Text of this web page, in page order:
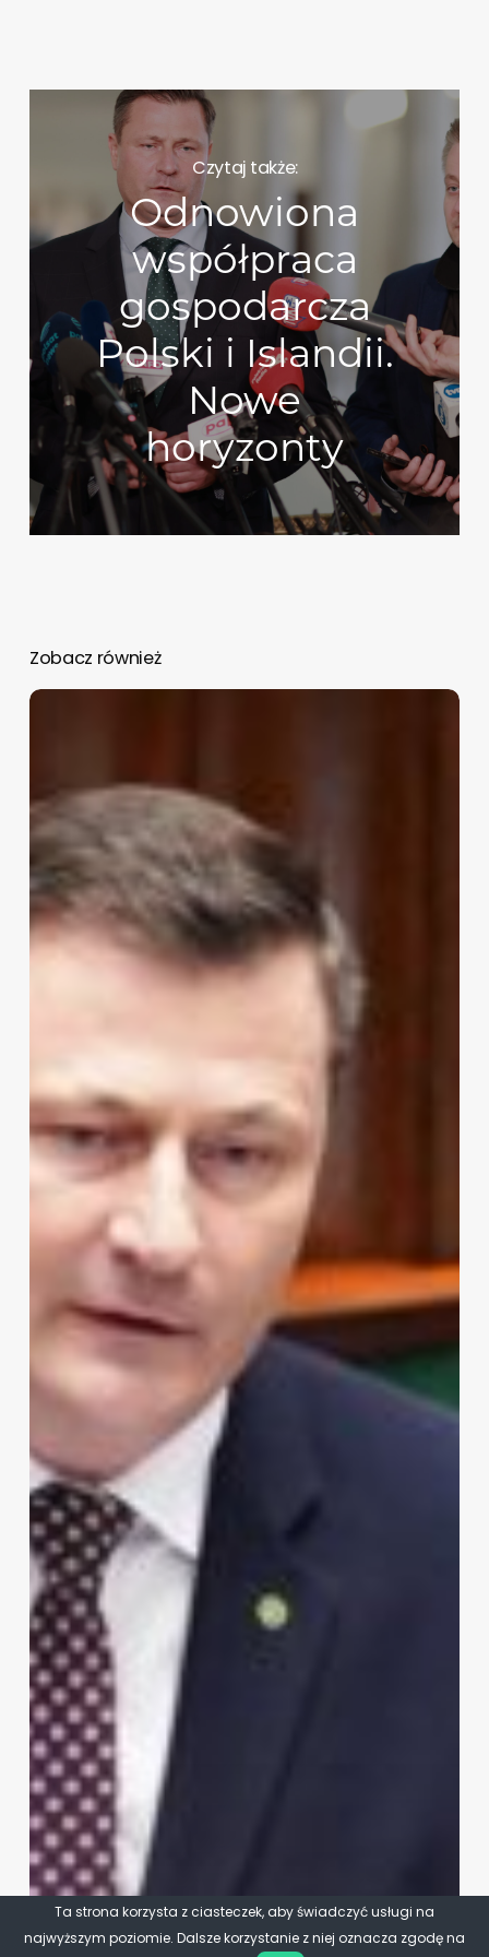
Czytaj także:
Odnowiona
współpraca
gospodarcza
Polski i Islandii.
Nowe
horyzonty
Zobacz również
Ta strona korzysta z ciasteczek, aby świadczyć usługi na
najwyższym poziomie. Dalsze korzystanie z niej oznacza zgodę na